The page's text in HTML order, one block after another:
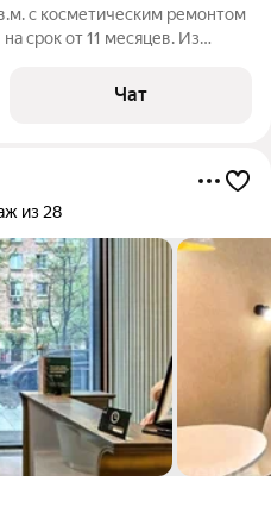
с косметическим ремонтом
срок от 11 месяцев. Из
Чат
из 28